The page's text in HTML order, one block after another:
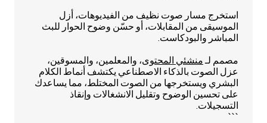
استخرج مسار صوت نظيف من الفيديوهات، أزل
الموسيقى من المقابلات، أو حسّن وضوح الحوار للبث
المباشر والبودكاست.
مصمم لـ منشئي المحتوى، والمعلمين، والمسوقين،
عزل الصوت بالذكاء الاصطناعي يكتشف أنماط الكلام
البشري ويستخرجها من الصوت المختلط، مما يساعدك
على تحسين الوضوح وتقليل الانشغالات وإنقاذ
التسجيلات.
```